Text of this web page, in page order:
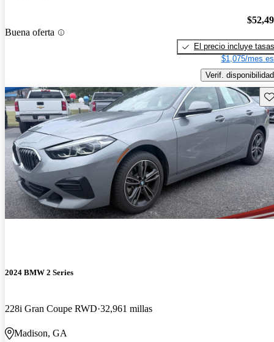
Buena oferta
El precio incluye tasas
$1,075/mes
Verif. disponibilidad
2024 BMW 2 Series
228i Gran Coupe RWD 32,961 millas
Madison, GA